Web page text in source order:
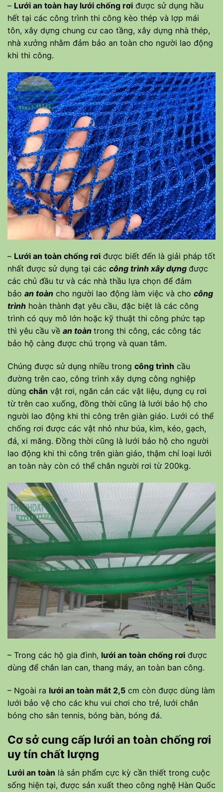
– Lưới an toàn hay lưới chống rơi được sử dụng hầu
hết tại các công trình thi công kèo thép và lợp mái
tôn, xây dựng chung cư cao tầng, xây dựng nhà thép,
nhà xưởng nhằm đảm bảo an toàn cho người lao động
khi thi công.
– Lưới an toàn chống rơi được biết đến là giải pháp tốt
nhất được sử dụng tại các công trình xây dựng được
các chủ đầu tư và các nhà thầu lựa chọn để đảm
bảo an toàn cho người lao động làm việc và cho công
trình hoàn thành đạt yêu cầu, đặc biệt là các công
trình có quy mô lớn hoặc kỹ thuật thi công phức tạp
thì yêu cầu về an toàn trong thi công, các công tác
bảo hộ càng được chú trọng và quan tâm.
Chúng được sử dụng nhiều trong công trình cầu
đường trên cao, công trình xây dựng công nghiệp
dùng chắn vật rơi, ngăn cản các vật liệu, dụng cụ rơi
từ trên cao xuống, đồng thời cũng là lưới bảo hộ cho
người lao động khi thi công trên giàn giáo. Lưới có thể
chống rơi được các vật nhỏ như búa, kìm, kéo, gạch,
đá, xi măng. Đồng thời cũng là lưới bảo hộ cho người
lao động khi thi công trên giàn giáo, thậm chí loại lưới
an toàn này còn có thể chắn người rơi từ 200kg.
– Trong các hộ gia đình, lưới an toàn chống rơi được
dùng để chắn lan can, thang máy, an toàn ban công.
– Ngoài ra lưới an toàn mắt 2,5 cm còn được dùng làm
lưới bảo vệ cho các khu vui chơi cho trẻ, lưới chắn
bóng cho sân tennis, bóng bàn, bóng đá.
Cơ sở cung cấp lưới an toàn chống rơi
uy tín chất lượng
Lưới an toàn là sản phẩm cực kỳ cần thiết trong cuộc
sống hiện tại, được sản xuất theo công nghệ Hàn Quốc